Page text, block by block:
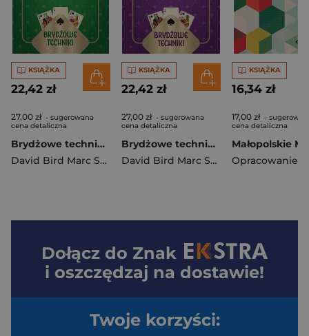
KSIĄŻKA
22,42 zł
27,00 zł - sugerowana
cena detaliczna
Brydżowe techniki. Komunikacja
David Bird Marc Smith
,Marc Smith
KSIĄŻKA
22,42 zł
27,00 zł - sugerowana
cena detaliczna
Brydżowe techniki. Rozgrywka kontraktów kolorowych
David Bird Marc Smith
,Marc Smith
KSIĄŻKA
16,34 zł
17,00 zł -
cena detaliczna
Dołącz do Znak
i oszczędzaj na dostawie!
Twoje korzyści: